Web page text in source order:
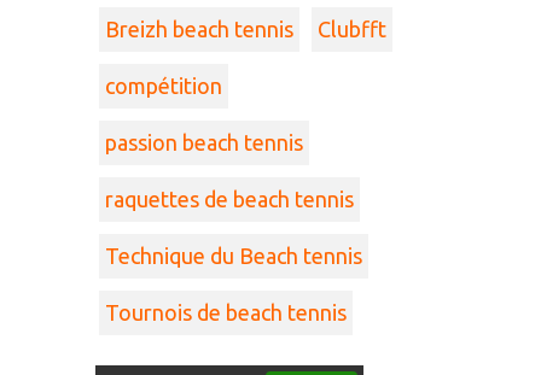
Breizh beach tennis Clubfft
compétition
passion beach tennis
raquettes de beach tennis
Technique du Beach tennis
Tournois de beach tennis